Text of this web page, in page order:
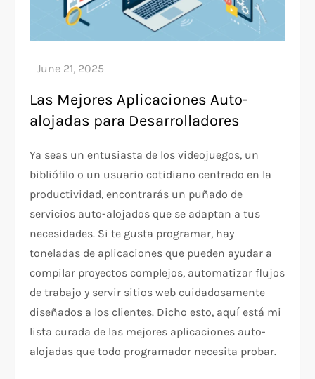
Las Mejores Aplicaciones Auto-
alojadas para Desarrolladores
Ya seas un entusiasta de los videojuegos, un
bibliófilo o un usuario cotidiano centrado en la
productividad, encontrarás un puñado de
servicios auto-alojados que se adaptan a tus
necesidades. Si te gusta programar, hay
toneladas de aplicaciones que pueden ayudar a
compilar proyectos complejos, automatizar flujos
de trabajo y servir sitios web cuidadosamente
diseñados a los clientes. Dicho esto, aquí está mi
lista curada de las mejores aplicaciones auto-
alojadas que todo programador necesita probar.